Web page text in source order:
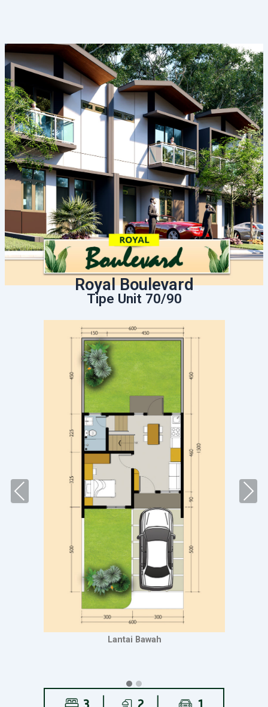
Royal Boulevard
Tipe Unit 70/90
Lantai Bawah